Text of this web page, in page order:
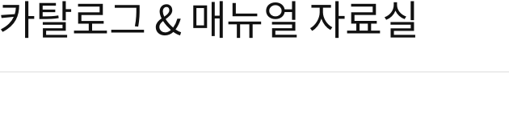
주변기기
환경측정기
카탈로그 & 매뉴얼 자료실